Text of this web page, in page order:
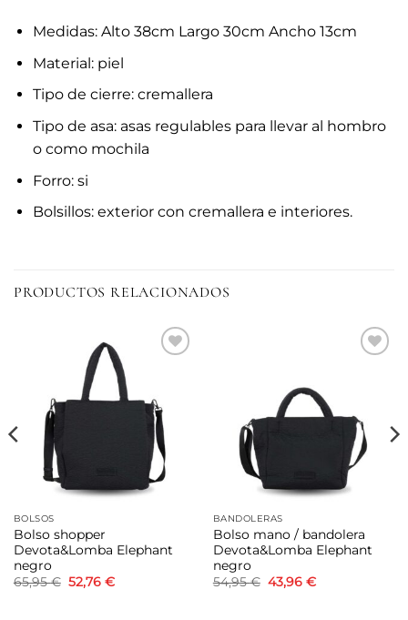
Medidas: Alto 38cm Largo 30cm Ancho 13cm
Material: piel
Tipo de cierre: cremallera
Tipo de asa: asas regulables para llevar al hombro
o como mochila
Forro: si
Bolsillos: exterior con cremallera e interiores.
PRODUCTOS RELACIONADOS
deseos
BOLSOS
Bolso shopper
Devota&Lomba Elephant
negro
65,95€ El
precio
52,76 €El
BANDOLERAS
Bolso mano / bandolera
Devota&Lomba Elephant
negro
54,95€ El
precio
43,96 €El